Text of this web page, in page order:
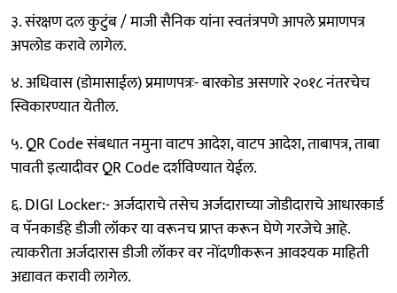
३. संरक्षण दल कुटुंब / माजी सैनिक यांना स्वतंत्रपणे आपले प्रमाणपत्र
अपलोड करावे लागेल.
४. अधिवास (डोमासाईल) प्रमाणपत्रः- बारकोड असणारे २०१८ नंतरचेच
स्विकारण्यात येतील.
५. QR Code संबधात नमुना वाटप आदेश, वाटप आदेश, ताबापत्र, ताबा
पावती इत्यादीवर QR Code दर्शविण्यात येईल.
६. DIGI Locker:- अर्जदाराचे तसेच अर्जदाराच्या जोडीदाराचे आधारकार्ड
व पॅनकार्डहे डीजी लॉकर या वरूनच प्राप्त करून घेणे गरजेचे आहे.
त्याकरीता अर्जदारास डीजी लॉकर वर नोंदणीकरून आवश्यक माहिती
अद्यावत करावी लागेल.